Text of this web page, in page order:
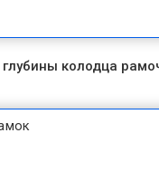
колодца